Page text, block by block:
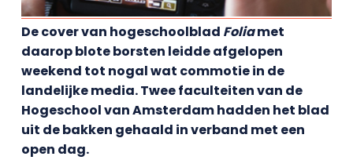
De cover van hogeschoolblad Foliamet
daarop blote borsten leidde afgelopen
weekend tot nogal wat commotie in de
landelijke media. Twee faculteiten van de
Hogeschool van Amsterdam hadden het blad
uit de bakken gehaald in verband met een
open dag.